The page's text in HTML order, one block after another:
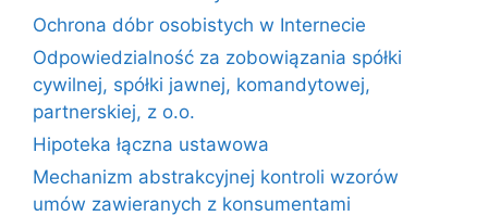
Ochrona dóbr osobistych w Internecie
Odpowiedzialność za zobowiązania spółki
cywilnej, spółki jawnej, komandytowej,
partnerskiej, z o.o.
Hipoteka łączna ustawowa
Mechanizm abstrakcyjnej kontroli wzorów
umów zawieranych z konsumentami